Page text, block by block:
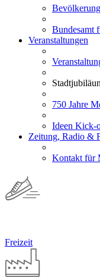
Bundesamt
Veranstaltungen
750 Jahre
Ideen Kick-
Zeitung, Radio &
Kontakt für
Freizeit